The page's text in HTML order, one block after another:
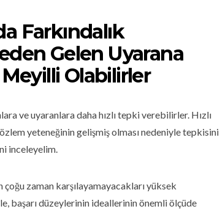
Farkındalık
Gelen Uyarana
Olabilirler
ve uyaranlara daha hızlı tepki verebilirler. Hızlı
yeteneğinin gelişmiş olması nedeniyle tepkisini
inceleyelim.
zaman karşılayamayacakları yüksek
başarı düzeylerinin ideallerinin önemli ölçüde